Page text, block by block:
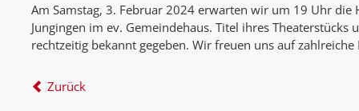
Am Samstag, 3. Februar 2024 erwarten wir um 19 Uhr die
Jungingen im ev. Gemeindehaus. Titel ihres Theaterstücks
rechtzeitig bekannt gegeben. Wir freuen uns auf
Zurück